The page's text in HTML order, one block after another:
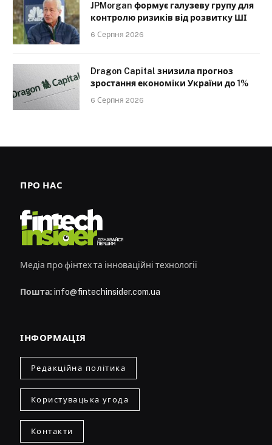
JPMorgan формує галузеву групу для
контролю ризиків від розвитку ШІ
6 Серпня 2026
Dragon Capital знизила прогноз
зростання економіки України до 1%
6 Серпня 2026
ПРО НАС
Медіа про фінтех та інноваційні технології
Пошта: info@fintechinsider.com.ua
ІНФОРМАЦІЯ
Редакційна політика
Користувацька угода
Контакти